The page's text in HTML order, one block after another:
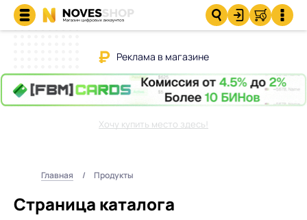
Реклама в магазине
Хочу купить место здесь!
Главная Продукты
Страница каталога